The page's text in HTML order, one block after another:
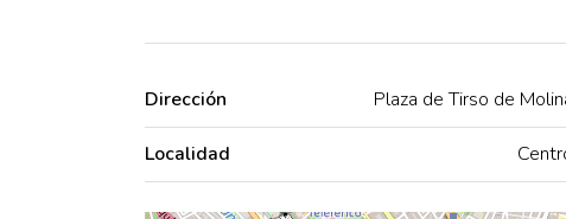
Dirección Plaza de Tirso de
Localidad